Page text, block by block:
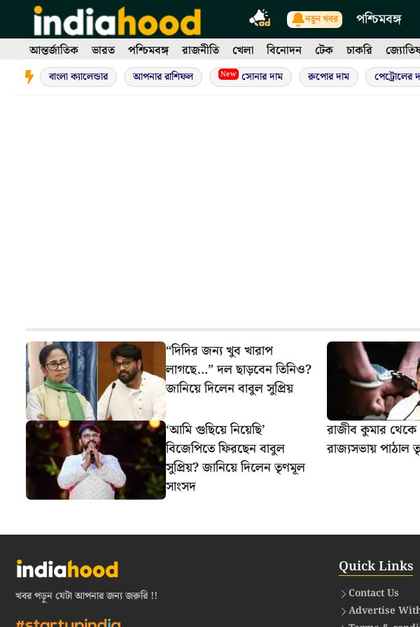
content
নতুন খবর পশ্চিমবঙ্গ
আন্তর্জাতিক ভারত পশ্চিমবঙ্গ রাজনীতি খেলা বিনোদন টেক চাকরি
বাংলা ক্যালেন্ডার আপনার রাশিফল New সোনার দাম রুপোর দাম পেট্রোলের
“দিদির জন্য খুব খারাপ
লাগছে…” দল ছাড়বেন তিনিও?
জানিয়ে দিলেন বাবুল সুপ্রিয়
‘আমি গুছিয়ে নিয়েছি’
বিজেপিতে ফিরছেন বাবুল
সুপ্রিয়? জানিয়ে দিলেন তৃণমূল
সাংসদ
রাজীব কুমার
রাজ্যসভায় পাঠাল
খবর পড়ুন যেটা আপনার জন্য জরুরি !!
Quick Links
Contact Us
Advertise